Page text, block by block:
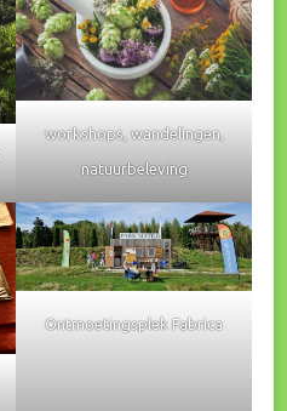
workshops, wandelingen,
natuurbeleving
Ontmoetingsplek Fabrica